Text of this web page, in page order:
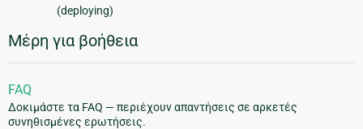
(deploying)
Μέρη για βοήθεια
FAQ
Δοκιμάστε τα FAQ — περιέχουν απαντήσεις σε αρκετές
συνηθισμένες ερωτήσεις.